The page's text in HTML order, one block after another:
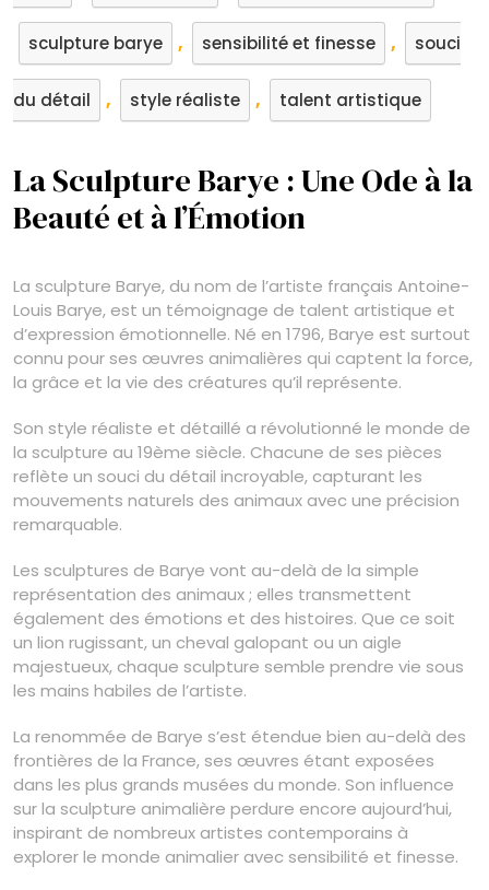
sculpture barye , sensibilité et finesse , souci
du détail , style réaliste , talent artistique
La Sculpture Barye : Une Ode à la
Beauté et à l’Émotion
La sculpture Barye, du nom de l’artiste français Antoine-
Louis Barye, est un témoignage de talent artistique et
d’expression émotionnelle. Né en 1796, Barye est surtout
connu pour ses œuvres animalières qui captent la force,
la grâce et la vie des créatures qu’il représente.
Son style réaliste et détaillé a révolutionné le monde de
la sculpture au 19ème siècle. Chacune de ses pièces
reflète un souci du détail incroyable, capturant les
mouvements naturels des animaux avec une précision
remarquable.
Les sculptures de Barye vont au-delà de la simple
représentation des animaux ; elles transmettent
également des émotions et des histoires. Que ce soit
un lion rugissant, un cheval galopant ou un aigle
majestueux, chaque sculpture semble prendre vie sous
les mains habiles de l’artiste.
La renommée de Barye s’est étendue bien au-delà des
frontières de la France, ses œuvres étant exposées
dans les plus grands musées du monde. Son influence
sur la sculpture animalière perdure encore aujourd’hui,
inspirant de nombreux artistes contemporains à
explorer le monde animalier avec sensibilité et finesse.